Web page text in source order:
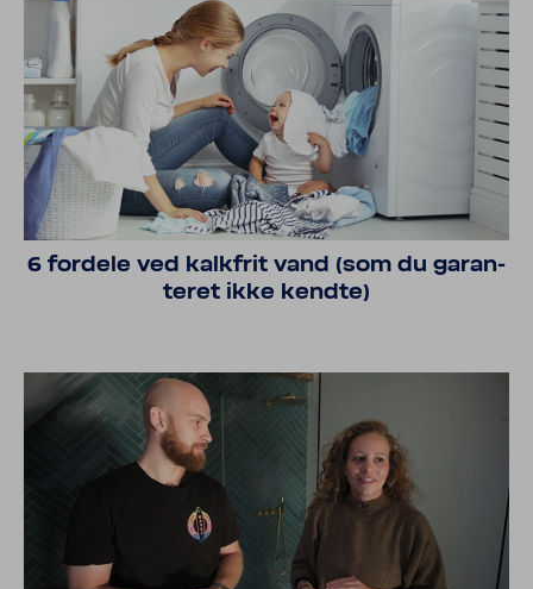
6 fordele ved kalk­frit vand (som du garan­
teret ikke kendte)